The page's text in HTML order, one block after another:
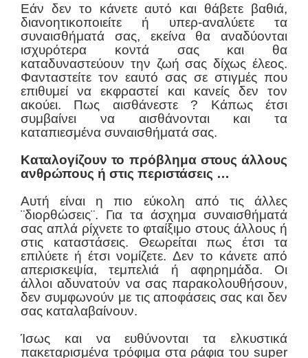
Εάν δεν το κάνετε αυτό και θάβετε βαθιά,
διανοητικοποιείτε ή υπερ-αναλύετε τα
συναισθήματά σας, εκείνα θα αναδύονται
ισχυρότερα κοντά σας και θα
καταδυναστεύουν την ζωή σας δίχως έλεος.
Φανταστείτε τον εαυτό σας σε στιγμές που
επιθυμεί να εκφραστεί και κανείς δεν τον
ακούει. Πως αισθάνεστε ? Κάπως έτσι
συμβαίνει να αισθάνονται και τα
καταπιεσμένα συναισθήματά σας.
Καταλογίζουν το πρόβλημα στους άλλους
ανθρώπους ή στις περιστάσεις …
Αυτή είναι η πιο εύκολη από τις άλλες
¨διορθώσεις¨. Για τα άσχημα συναισθήματά
σας απλά ρίχνετε το φταίξιμο στους άλλους ή
στις καταστάσεις. Θεωρείται πως έτσι τα
επιλύετε ή έτσι νομίζετε. Δεν το κάνετε από
απερισκεψία, τεμπελιά ή αφηρημάδα. Οι
άλλοι αδυνατούν να σας παρακολουθήσουν,
δεν συμφωνούν με τις αποφάσεις σας και δεν
σας καταλαβαίνουν.
Ίσως και να ευθύνονται τα ελκυστικά
πακεταρισμένα τρόφιμα στα ράφια του super